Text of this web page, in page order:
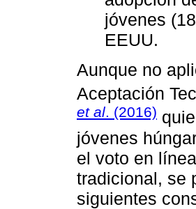
jóvenes
EEUU.
Aunque no
Aceptación
et al. (2016)
jóvenes
el voto en
tradicional, se
siguientes